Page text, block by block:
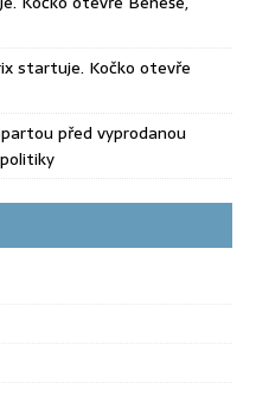
startuje. Kočko otevře
před vyprodanou